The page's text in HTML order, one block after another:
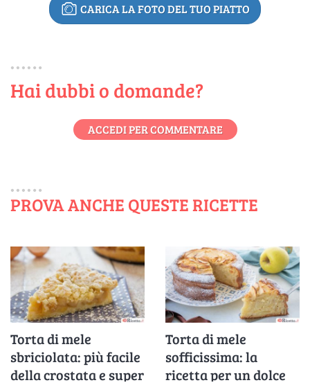
CARICA LA FOTO DEL TUO PIATTO
Hai dubbi o domande?
ACCEDI PER COMMENTARE
PROVA ANCHE QUESTE RICETTE
Torta di mele
sbriciolata: più facile
della crostata e super
Torta di mele
sofficissima: la
ricetta per un dolce